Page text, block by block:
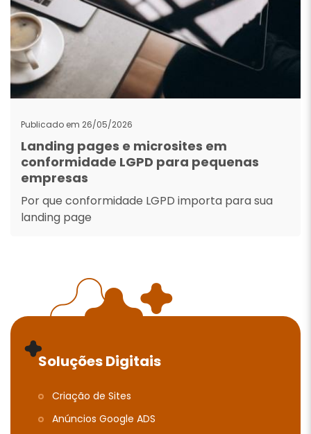
Publicado em 26/05/2026
Landing pages e microsites em
conformidade LGPD para pequenas
empresas
Por que conformidade LGPD importa para sua
landing page
Soluções Digitais
Criação de Sites
Anúncios Google ADS